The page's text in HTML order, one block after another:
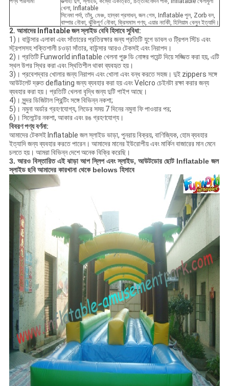
খেলা, Inflatable
সিনেমা পর্দা, তাঁবু, মেঞ্চ, হাল্কা প্রসাধন, জল গেম, Inflatable পুল, Zorb বল,
বাম্পার নৌকা, ঝুঁকিপূর্ণ নৌকা, ক্রিসমাস পণ্য, এয়ার নর্তকী, হিলিয়াম বেলুন ইত্যাদি।
2. আমাদের Inflatable জল স্লাইডবেবি হিসাবে সুবিধা:
1)। বাউন্সার এলাকা এবং সাঁতারের প্রতিরক্ষার জন্য প্রতিটি যুগে ডাবল ও ট্রিপল স্টিচ এবং
স্ট্রপসসহ শক্তিশালী চওড়া সাঁতার, বাউন্সার আরও টেকসই এবং নিরাপদ।
2)। প্রতিটি Funworld inflatable খেলনা পুরু ডি নোঙ্গর পয়েন্ট দিয়ে সজ্জিত করা হয়, এটি
স্থল উপর স্থির করা এবং স্থিতিশীল থাকা ব্যবহৃত হয়।
3)। প্রবেশদ্বার খোলার জন্য নিরাপদ এবং খোলা এবং বন্ধ করতে সহজ। দুই zippers সঙ্গে
আউটলেট দ্রুত deflating জন্য ব্যবহার করা হয় এবং Velcro চেইনটা রক্ষা করার জন্য
ব্যবহার করা হয়। প্রতিটি খেলনা বৃদ্ধি জন্য দুটি পাইপ আছে।
4)। সুন্দর ডিজিটাল প্রিন্টিং সঙ্গে বিভিন্ন নকশা;
5)। নমুনা অর্ডার গ্রহণযোগ্য, লিডের সময় 7 দিনের নমুনা ফি পাওয়ার পর;
6)। সিলেন্টের নকশা, আকার এবং রঙ গ্রহণযোগ্য।
বিবরণ পণ্য বর্ণনা:
আমাদের টেকসই Inflatable জল স্লাইড ভাড়া, পুনরায় বিক্রয়, বাণিজ্যিক, হোম ব্যবহার
ইত্যাদি জন্য ব্যবহার করতে পারেন। আমাদের মানের ইউরোপীয় এবং মার্কিন বাজারের মান মেনে
চলতে হয়। আমরা বিভিন্ন দেশে অনেক বিক্রি করেছি।
3. আরও বিস্তারিত এইঝাড়া আপ স্লিপ এবং স্লাইড, আউটডোর ছোট Inflatable জল
স্লাইড ছবিআমাদের কারখানা থেকে belows হিসাবে